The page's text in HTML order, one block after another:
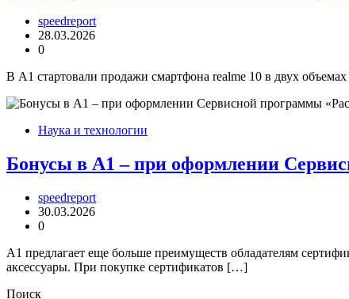
speedreport
28.03.2026
0
В А1 стартовали продажи смартфона realme 10 в двух
Наука и технологии
Бонусы в А1 – при оформлении
speedreport
30.03.2026
0
А1 предлагает еще больше преимуществ обладателям
аксессуары. При покупке сертификатов […]
Поиск